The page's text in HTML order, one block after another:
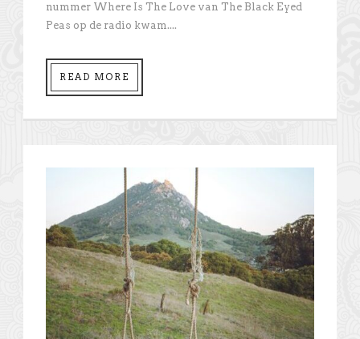
nummer Where Is The Love van The Black Eyed
Peas op de radio kwam....
READ MORE